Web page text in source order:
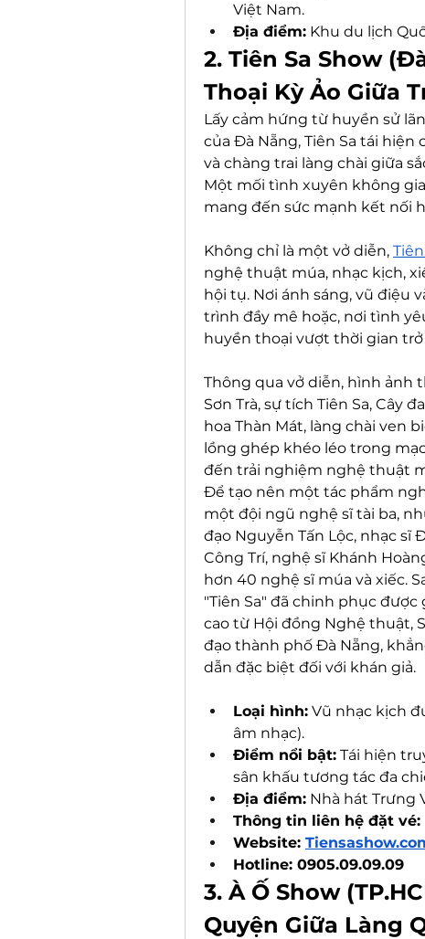
Việt Nam.
Địa điểm: Khu du lịch
2. Tiên Sa Show
Thoại Kỳ Ảo Giữa
Lấy cảm hứng từ huyền sử
của Đà Nẵng, Tiên Sa tái
và chàng trai làng chài giữa
Một mối tình xuyên không
mang đến sức mạnh kết nối
Không chỉ là một vở diễn,
nghệ thuật múa, nhạc kịch,
hội tụ. Nơi ánh sáng, vũ điệu
trình đầy mê hoặc, nơi tình
huyền thoại vượt thời gian
Thông qua vở diễn, hình ảnh
Sơn Trà, sự tích Tiên Sa, Cây
hoa Thàn Mát, làng chài ven
lồng ghép khéo léo trong
đến trải nghiệm nghệ thuật
Để tạo nên một tác phẩm
một đội ngũ nghệ sĩ tài ba,
đạo Nguyễn Tấn Lộc, nhạc sĩ
Công Trí, nghệ sĩ Khánh
hơn 40 nghệ sĩ múa và xiếc.
"Tiên Sa" đã chinh phục
cao từ Hội đồng Nghệ thuật,
đạo thành phố Đà Nẵng,
dẫn đặc biệt đối với khán giả.
Loại hình: Vũ nhạc kịch
âm nhạc).
Điểm nổi bật: Tái hiện
sân khấu tương tác đa
Địa điểm: Nhà hát Trưng
Thông tin liên hệ đặt vé:
Website:
Hotline: 0905.09.09.09
3. À Ố Show
Quyện Giữa Làng